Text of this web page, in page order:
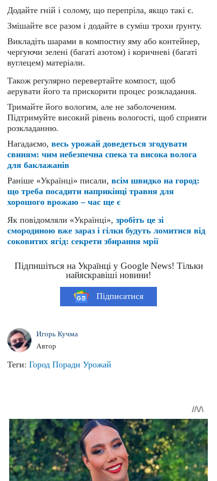
Додайте гній і солому, що перепріла, якщо такі є.
Змішайте все разом і додайте в суміш трохи ґрунту.
Викладіть шарами в компостну яму або контейнер,
чергуючи зелені (багаті азотом) і коричневі (багаті
вуглецем) матеріали.
Також регулярно перевертайте компост, щоб
аерувати його та прискорити процес розкладання.
Тримайте його вологим, але не заболоченим.
Підтримуйте високий рівень вологості, щоб сприяти
розкладанню.
Нагадаємо, весь урожай доведеться згодувати
свиням: чим небезпечна спека та висока волога
для баклажанів
Раніше «Українці» писали, всім швидко на город:
що треба посадити наприкінці травня для
хорошого врожаю – час ще є
Як повідомляли «Українці», зробіть це зі
смородиною вже зараз і гілки будуть ломитися від
соковитих ягід: секрети збирання мрії
Підпишіться на Українці у Google News! Тільки
найяскравіші новини!
Підписатися
Игорь Кучма
Автор
Теги: Город Поради Урожай